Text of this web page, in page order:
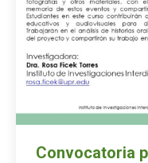
Convocatoria